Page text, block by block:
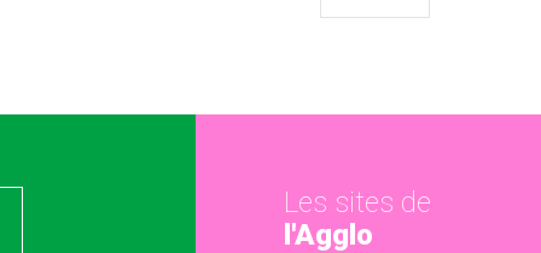
Les sites de
l'Agglo